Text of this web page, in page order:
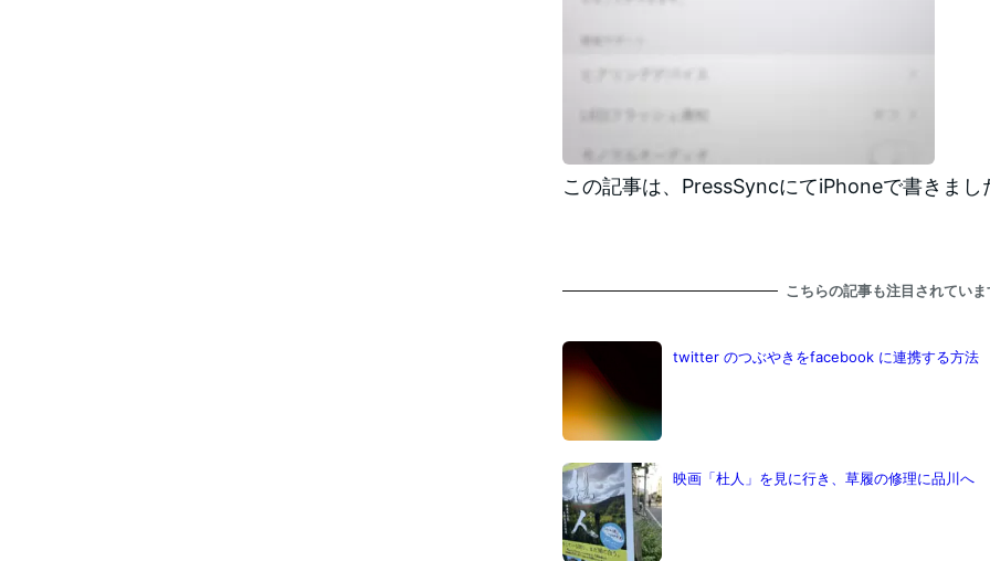
この記事は、PressSyncにてiPhoneで書きまし
こちらの記事も注目されていま
twitter のつぶやきをfacebook に連携する方法
映画「杜人」を見に行き、草履の修理に品川へ